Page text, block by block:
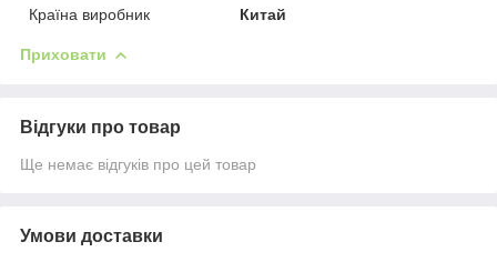
Країна виробник
Китай
Приховати
Відгуки про товар
Ще немає відгуків про цей товар
Умови доставки